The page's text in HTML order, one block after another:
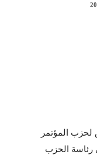
لحزب المؤتمر
رئاسة الحزب